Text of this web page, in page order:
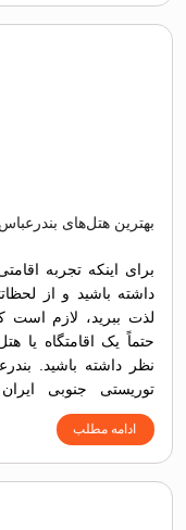
بهترین هتل‌های بندرعباس
برای اینکه تجربه
لذت ببرید، لازم است
حتماً یک اقامتگاه یا
نظر داشته باشید.
توریستی جنوبی
ساحلی و اقتصادی است.
ادامه مطلب